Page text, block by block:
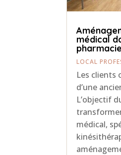
médical
pharmacie
LOCAL
Les clients
d’une
L’objectif
médical,